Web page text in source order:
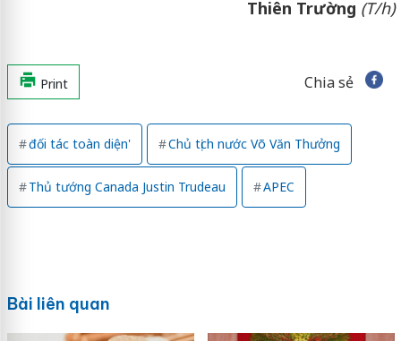
Thiên Trường (T/h)
Print Chia sẻ
đối tác toàn diện' Chủ tịch nước Võ Văn Thưởng
Thủ tướng Canada Justin Trudeau APEC
Bài liên quan